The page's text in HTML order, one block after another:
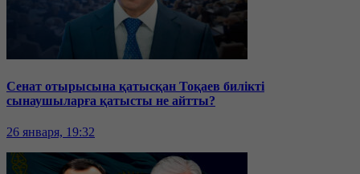
Сенат отырысына қатысқан Тоқаев билікті
сынаушыларға қатысты не айтты?
26 января, 19:32